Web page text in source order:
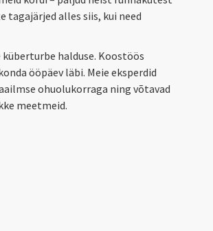
tagajärjed alles siis, kui need
halduse. Koostöös
ööpäev läbi. Meie eksperdid
ohuolukorraga ning võtavad
meetmeid.